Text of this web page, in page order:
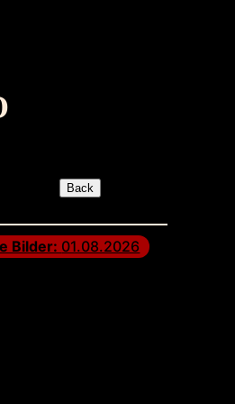
Bilder: 01.08.2026